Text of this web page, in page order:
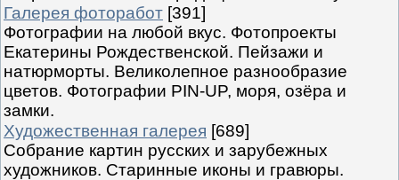
Галерея фоторабот [391]
Фотографии на любой вкус. Фотопроекты
Екатерины Рождественской. Пейзажи и
натюрморты. Великолепное разнообразие
цветов. Фотографии PIN-UP, моря, озёра и
замки.
Художественная галерея [689]
Собрание картин русских и зарубежных
художников. Старинные иконы и гравюры.